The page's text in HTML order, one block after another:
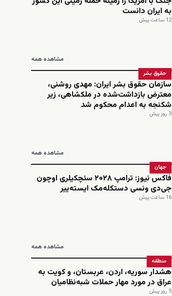
به ایران دانست
12 ساعت پیش
مشاهده همه
حقوق بشر
سازمان حقوق بشر ایران: مهدی روشنی،
معترض بازداشت‌شده در ملکشاهی، زیر
شکنجه به اعدام محکوم شد
3 روز پیش
مشاهده همه
جهان
فاکس نیوز: ترامپ ۲۰۲۸ سئچکیلری اوچون
جی‌دی ونسی دستکله‌مک ایسته‌ییر
16 ساعت پیش
مشاهده همه
منطقه
هشدار سوریه، اردن، عربستان، و کویت به
عراق در مورد مهار حملات شبه‌نظامیان
5 روز پیش